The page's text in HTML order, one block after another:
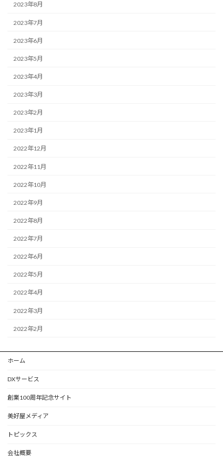
2023年8月
2023年7月
2023年6月
2023年5月
2023年4月
2023年3月
2023年2月
2023年1月
2022年12月
2022年11月
2022年10月
2022年9月
2022年8月
2022年7月
2022年6月
2022年5月
2022年4月
2022年3月
2022年2月
ホーム
DXサービス
創業100周年記念サイト
美好屋メディア
トピックス
会社概要